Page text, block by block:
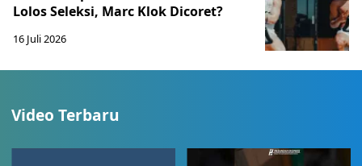
Lolos Seleksi, Marc Klok Dicoret?
16 Juli 2026
Video Terbaru